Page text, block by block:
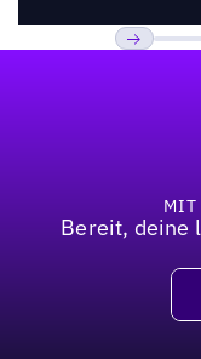
MIT
Bereit, deine